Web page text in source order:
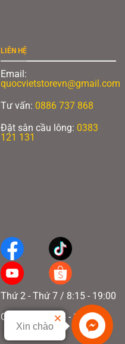
LIÊN HỆ
Email:
quocvietstorevn@gmail.com
Tư vấn: 0886 737 868
Đặt sân cầu lông: 0383
121 131
Thứ 2 - Thứ 7 / 8:15 - 19:00
Chủ nhật / 8:15 - 17:00
Xin chào